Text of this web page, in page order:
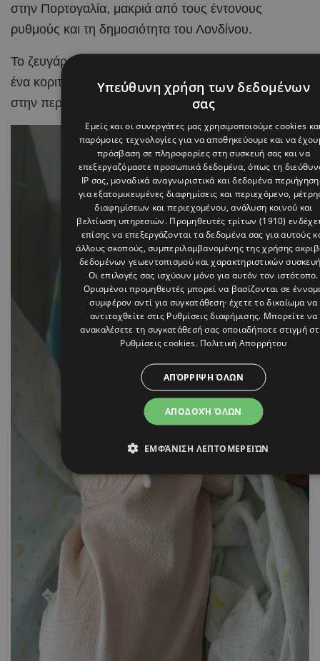
στην Πορτογαλία, μακριά από τους έντονους
ρυθμούς και τη δημοσιότητα του Λονδίνου.
Το ζευγάρι υποδέχθηκε πρόσφατα το τρίτο του παιδί,
ένα κοριτσάκι, σε νοσοκομείο της Λισαβόνας, κοντά
στην περιοχή όπου πλέον κατοικεί η οικογένεια.
Υπεύθυνη χρήση των δεδομένων
σας
Εμείς και οι συνεργάτες μας χρησιμοποιούμε cookies
παρόμοιες τεχνολογίες για να αποθηκεύουμε και να
πρόσβαση σε πληροφορίες στη συσκευή σας και να
επεξεργαζόμαστε προσωπικά δεδομένα, όπως τη
IP σας, μοναδικά αναγνωριστικά και δεδομένα
για εξατομικευμένες διαφημίσεις και περιεχόμενο,
διαφημίσεων και περιεχομένου, ανάλυση κοινού και
βελτίωση υπηρεσιών. Προμηθευτές τρίτων (1910)
επίσης να επεξεργάζονται τα δεδομένα σας για αυτούς
άλλους σκοπούς, συμπεριλαμβανομένης της χρήσης
δεδομένων γεωεντοπισμού και χαρακτηριστικών
Οι επιλογές σας ισχύουν μόνο για αυτόν τον ιστότοπο.
Ορισμένοι προμηθευτές μπορεί να βασίζονται σε
συμφέρον αντί για συγκατάθεση· έχετε το δικαίωμα να
αντιταχθείτε στις Ρυθμίσεις διαφήμισης. Μπορείτε να
ανακαλέσετε τη συγκατάθεσή σας οποιαδήποτε στιγμή
Ρυθμίσεις cookies. Πολιτική Απορρήτου
ΑΠΟΔΟΧΉ ΌΛΩΝ
ΑΠΌΡΡΙΨΗ ΌΛΩΝ
ΕΜΦΆΝΙΣΗ ΛΕΠΤΟΜΕΡΕΙΏΝ